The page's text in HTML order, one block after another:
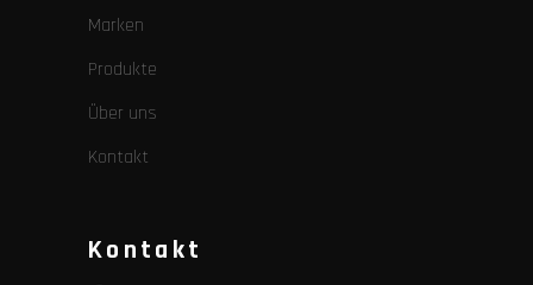
Marken
Produkte
Über uns
Kontakt
Kontakt